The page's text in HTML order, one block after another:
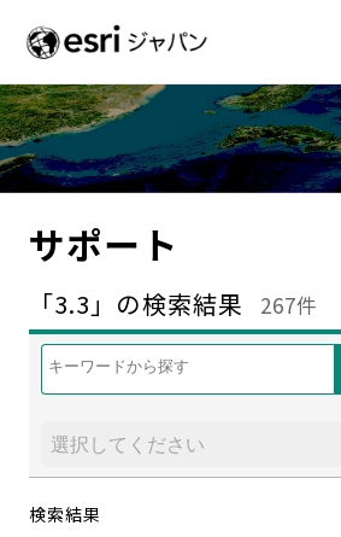
サポート
「3.3」の検索結果 267件
検索結果